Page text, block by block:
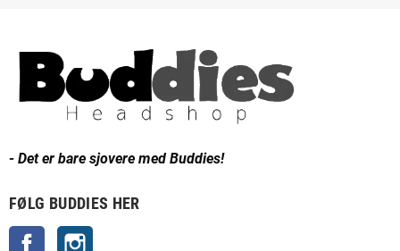
- Det er bare sjovere med Buddies!
FØLG BUDDIES HER
Facebook